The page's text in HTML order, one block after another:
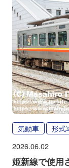
気動車 形式
2026.06.02
姫新線で使用